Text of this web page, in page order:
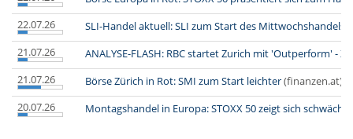
22.07.26
SLI-Handel aktuell: SLI zum Start des Mittwochshandels
21.07.26
ANALYSE-FLASH: RBC startet Zurich mit 'Outperform' -
21.07.26
Börse Zürich in Rot: SMI zum Start leichter(finanzen.at)
20.07.26
Montagshandel in Europa: STOXX 50 zeigt sich schwächer